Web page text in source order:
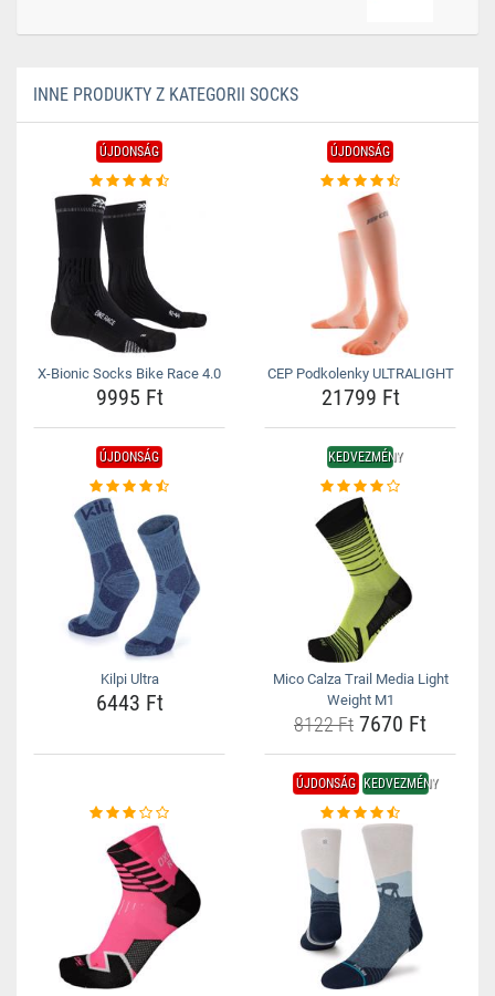
INNE PRODUKTY Z KATEGORII SOCKS
ÚJDONSÁG
X-Bionic Socks Bike Race 4.0
9995 Ft
ÚJDONSÁG
CEP Podkolenky ULTRALIGHT
21799 Ft
ÚJDONSÁG
Kilpi Ultra
6443 Ft
KEDVEZMÉNY
Mico Calza Trail Media Light
Weight M1
8122 Ft 7670 Ft
ÚJDONSÁG KEDVEZMÉNY